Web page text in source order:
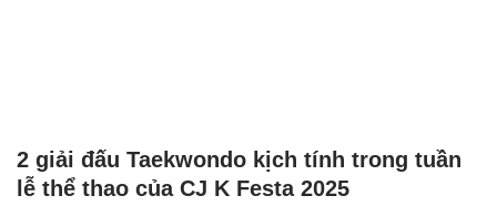
2 giải đấu Taekwondo kịch tính trong tuần
lễ thể thao của CJ K Festa 2025